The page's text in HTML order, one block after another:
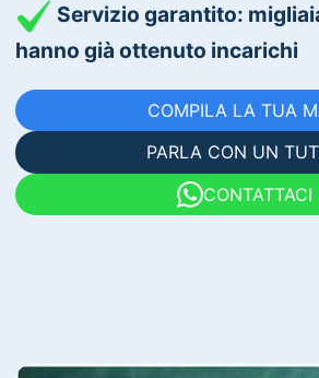
Servizio garantito:
hanno già ottenuto incarichi
COMPILA LA TUA
PARLA CON UN
CONTATTACI